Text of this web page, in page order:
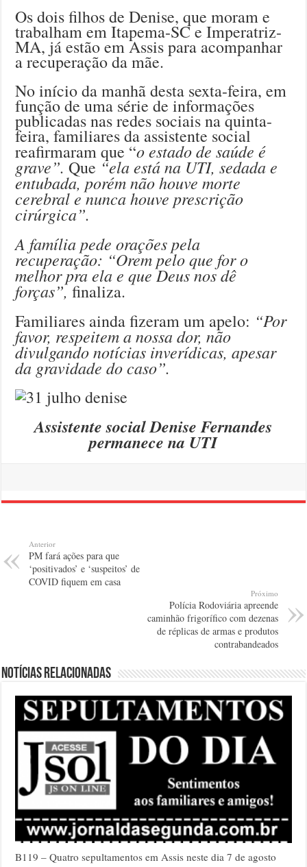
Os dois filhos de Denise, que moram e
trabalham em Itapema-SC e Imperatriz-
MA, já estão em Assis para acompanhar
a recuperação da mãe.
No início da manhã desta sexta-feira, em
função de uma série de informações
publicadas nas redes sociais na quinta-
feira, familiares da assistente social
reafirmaram que “o estado de saúde é
grave”.Que “ela está na UTI, sedada e
entubada, porém não houve morte
cerebral e nunca houve prescrição
cirúrgica”.
A família pede orações pela
recuperação: “Orem pelo que for o
melhor pra ela e que Deus nos dê
forças”,finaliza.
Familiares ainda fizeram um apelo: “Por
favor, respeitem a nossa dor, não
divulgando notícias inverídicas, apesar
da gravidade do caso”.
Assistente social Denise Fernandes
permanece na UTI
Anterior
PM fará ações para que
‘positivados’ e ‘suspeitos’ de
COVID fiquem em casa
Próximo
Polícia Rodoviária apreende
caminhão frigorífico com dezenas
de réplicas de armas e produtos
contrabandeados
Notícias relacionadas
B119 – Quatro sepultamentos em Assis neste dia 7 de agosto